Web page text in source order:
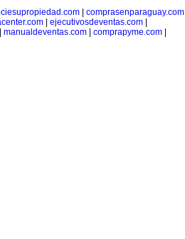
comprasenparaguay.com
| ejecutivosdeventas.com|
manualdeventas.com comprapyme.com